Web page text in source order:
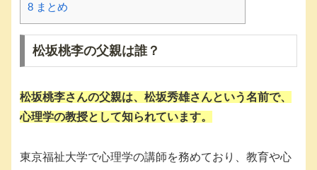
8 まとめ
松坂桃李の父親は誰？
松坂桃李さんの父親は、 松坂秀雄さんという名前で、
心理学の教授として知られています。
東京福祉大学で心理学の講師を務めており、教育や心